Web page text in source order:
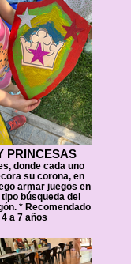
PRINCESAS
donde cada uno
su corona, en
armar juegos en
búsqueda del
* Recomendado
a 7 años